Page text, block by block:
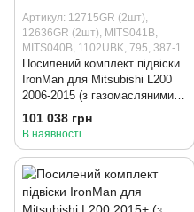
Артикул: 12715GR (2шт),
12636GR (2шт), MITS041B,
MITS040B, 1102UBK, 795, 387-1
Посилений комплект підвіски
IronMan для Mitsubishi L200
2006-2015 (з газомасляними
амортизаторами)
101 038 грн
В наявності